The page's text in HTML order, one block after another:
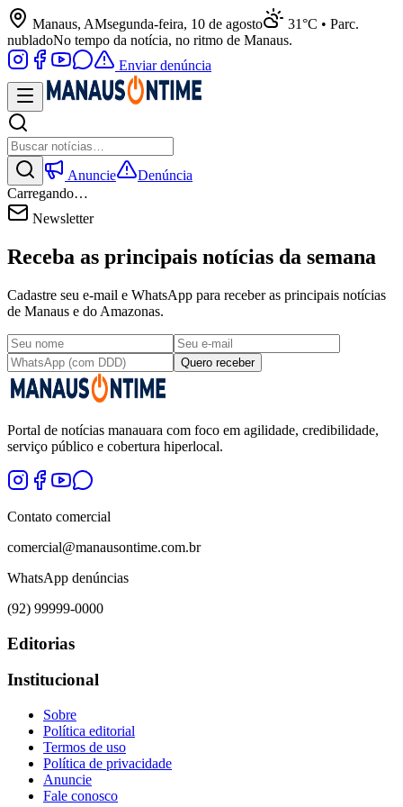
Manaus, AMsegunda-feira, 10 de agosto
31°C • Parc.
nubladoNo tempo da notícia, no ritmo de Manaus.
Enviar denúncia
Anuncie
Denúncia
Carregando…
Newsletter
Receba as principais notícias da semana
Cadastre seu e-mail e WhatsApp para receber as principais notícias
de Manaus e do Amazonas.
Quero receber
Portal de notícias manauara com foco em agilidade, credibilidade,
serviço público e cobertura hiperlocal.
Contato comercial
comercial@manausontime.com.br
WhatsApp denúncias
(92) 99999-0000
Editorias
Institucional
Sobre
Política editorial
Termos de uso
Política de privacidade
Anuncie
Fale conosco